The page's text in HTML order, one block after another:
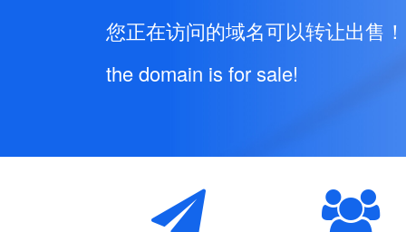
您正在访问的域名可以转让出售！
the domain is for sale!